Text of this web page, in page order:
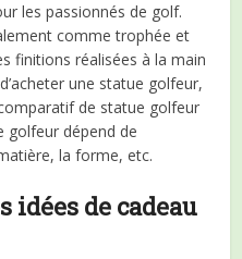
les passionnés de golf.
comme trophée et
finitions réalisées à la main
une statue golfeur,
de statue golfeur
golfeur dépend de
la forme, etc.
idées de cadeau